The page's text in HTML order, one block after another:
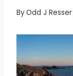
ByOdd J Resser